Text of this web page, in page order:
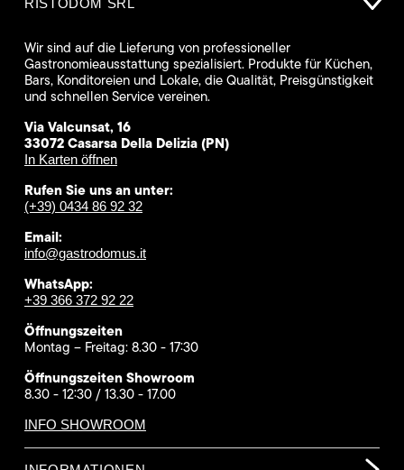
Wir sind auf die Lieferung von professioneller
Gastronomieausstattung spezialisiert. Produkte für Küchen,
Bars, Konditoreien und Lokale, die Qualität, Preisgünstigkeit
und schnellen Service vereinen.
Via Valcunsat, 16
33072 Casarsa Della Delizia (PN)
In Karten öffnen
Rufen Sie uns an unter:
(+39) 0434 86 92 32
Email:
info@gastrodomus.it
WhatsApp:
+39 366 372 92 22
Öffnungszeiten
Montag – Freitag: 8.30 - 17:30
Öffnungszeiten Showroom
8.30 - 12:30 / 13.30 - 17.00
INFO SHOWROOM